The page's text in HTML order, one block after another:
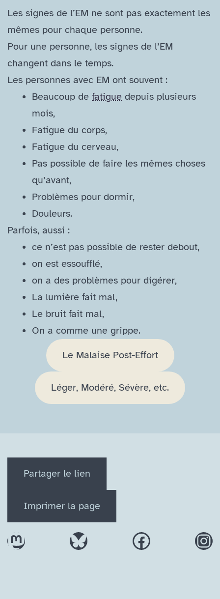
Les signes de l’EM ne sont pas exactement les
mêmes pour chaque personne.
Pour une personne, les signes de l’EM
changent dans le temps.
Les personnes avec EM ont souvent :
Beaucoup de fatigue depuis plusieurs
mois,
Fatigue du corps,
Fatigue du cerveau,
Pas possible de faire les mêmes choses
qu’avant,
Problèmes pour dormir,
Douleurs.
Parfois, aussi :
ce n’est pas possible de rester debout,
on est essoufflé,
on a des problèmes pour digérer,
La lumière fait mal,
Le bruit fait mal,
On a comme une grippe.
Le Malaise Post-Effort
Léger, Modéré, Sévère, etc.
Partager le lien
Imprimer la page
MastodonBluesky Facebook